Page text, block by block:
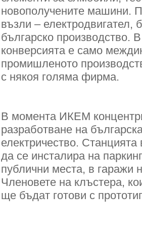
новополучените машини.
възли – електродвигател,
българско производство.
конверсията е само
промишленото
с някоя голяма фирма.
В момента ИКЕМ
разработване на
електричество.
да се инсталира на
публични места, в гаражи
Членовете на клъстера,
ще бъдат готови с